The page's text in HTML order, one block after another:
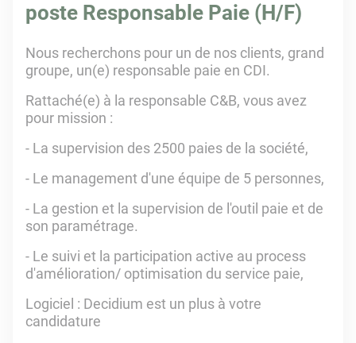
poste Responsable Paie (H/F)
Nous recherchons pour un de nos clients, grand
groupe, un(e) responsable paie en CDI.
Rattaché(e) à la responsable C&B, vous avez
pour mission :
- La supervision des 2500 paies de la société,
- Le management d'une équipe de 5 personnes,
- La gestion et la supervision de l'outil paie et de
son paramétrage.
- Le suivi et la participation active au process
d'amélioration/ optimisation du service paie,
Logiciel : Decidium est un plus à votre
candidature